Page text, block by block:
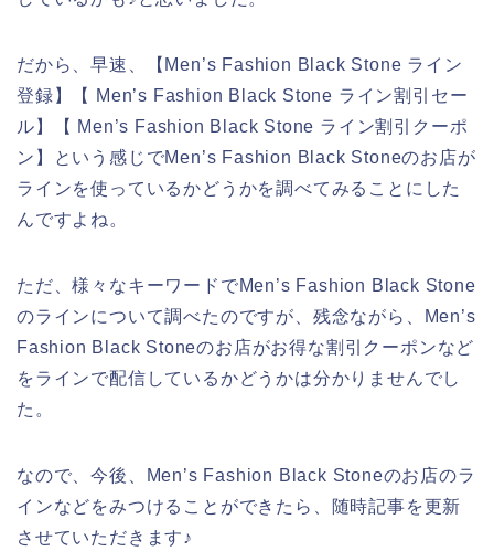
だから、早速、【Men’s Fashion Black Stone ライン
登録】【 Men’s Fashion Black Stone ライン割引セー
ル】【 Men’s Fashion Black Stone ライン割引クーポ
ン】という感じでMen’s Fashion Black Stoneのお店が
ラインを使っているかどうかを調べてみることにした
んですよね。
ただ、様々なキーワードでMen’s Fashion Black Stone
のラインについて調べたのですが、残念ながら、Men’s
Fashion Black Stoneのお店がお得な割引クーポンなど
をラインで配信しているかどうかは分かりませんでし
た。
なので、今後、Men’s Fashion Black Stoneのお店のラ
インなどをみつけることができたら、随時記事を更新
させていただきます♪